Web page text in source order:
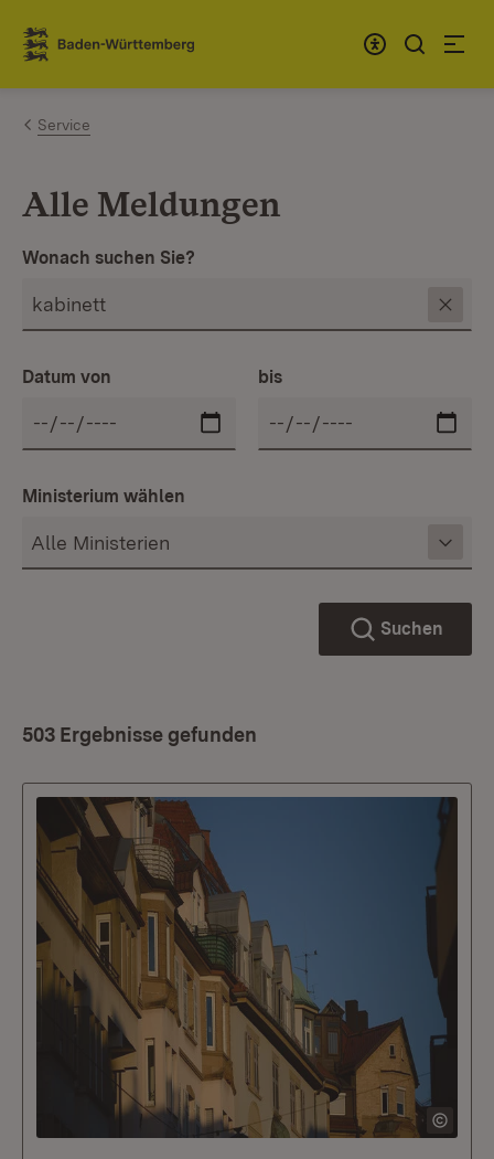
Zum Inhalt springen
Link zur Startseite
Service
Alle Meldungen
Wonach suchen Sie?
Datum von bis
Ministerium wählen
Suchen
503 Ergebnisse gefunden